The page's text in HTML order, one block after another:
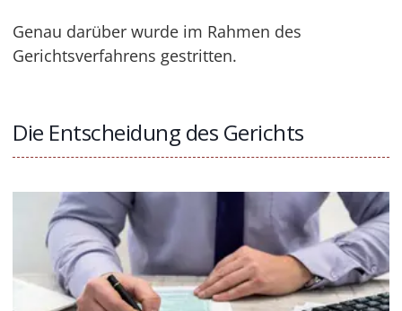
Genau darüber wurde im Rahmen des
Gerichtsverfahrens gestritten.
Die Entscheidung des Gerichts